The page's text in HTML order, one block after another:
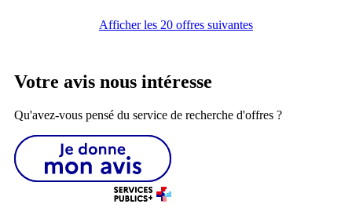
Afficher les 20 offres suivantes
Votre avis nous intéresse
Qu'avez-vous pensé du service de recherche d'offres ?